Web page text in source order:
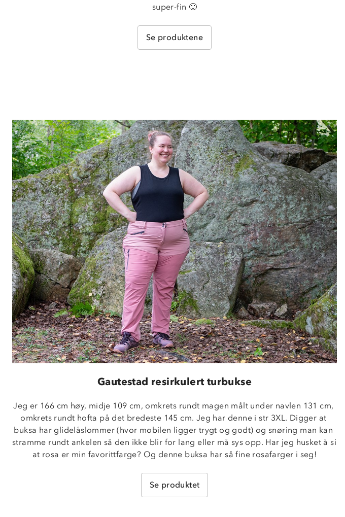
super-fin 🙂
Se produktene
Gautestad resirkulert turbukse
Jeg er 166 cm høy, midje 109 cm, omkrets rundt magen målt under navlen 131 cm,
omkrets rundt hofta på det bredeste 145 cm. Jeg har denne i str 3XL. Digger at
buksa har glidelåslommer (hvor mobilen ligger trygt og godt) og snøring man kan
stramme rundt ankelen så den ikke blir for lang eller må sys opp. Har jeg husket å si
at rosa er min favorittfarge? Og denne buksa har så fine rosafarger i seg!
Se produktet